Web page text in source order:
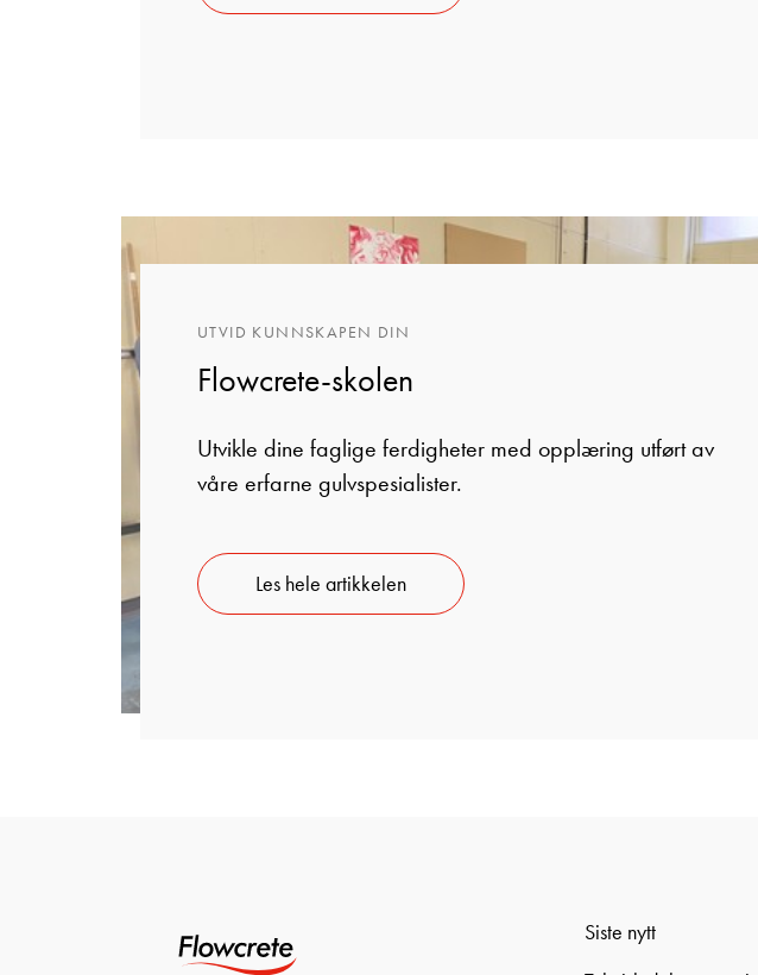
UTVID KUNNSKAPEN DIN
Flowcrete-skolen
Utvikle dine faglige ferdigheter med opplæring utført av
våre erfarne gulvspesialister.
Les hele artikkelen
Siste nytt